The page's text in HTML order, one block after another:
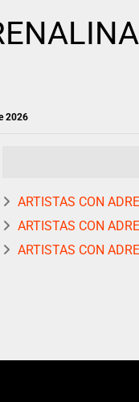
2026
ARTISTAS CON
ARTISTAS CON
ARTISTAS CON